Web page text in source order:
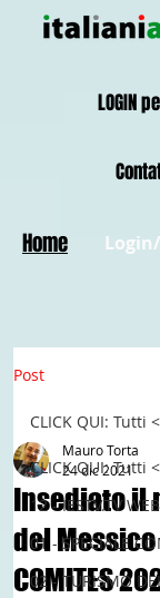
Home
LOGIN
Post
CLICK QUI: Tutti
12 - IESTV.TV
01 - SPECIALE
02 - TURISMO
CLICK QUI: Tutti
Insediato il
del Messico
COMITES
Mauro Torta
24 dic 2021